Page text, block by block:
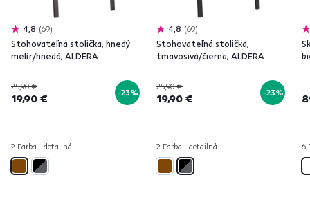
4,8 69
Stohovateľná stolička, hnedý
melír/hnedá, ALDERA
25,90 €
19,90 € -23%
2 Farba - detailná
4,8 69
Stohovateľná stolička,
tmavosivá/čierna, ALDERA
25,90 €
19,90 € -23%
2 Farba - detailná 6